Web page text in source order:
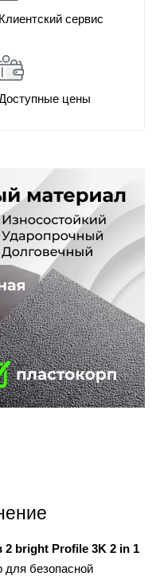
Клиентский сервис
цены
bright Profile 3K 2 in 1
безопасной